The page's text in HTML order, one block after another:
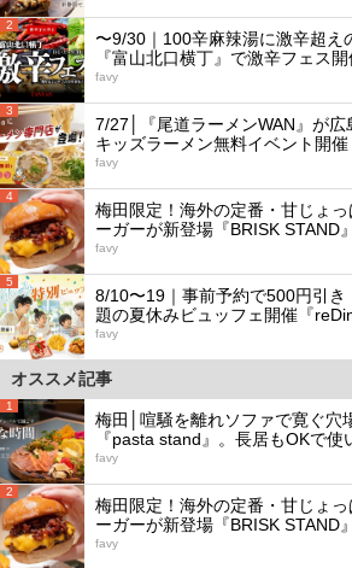
2
〜9/30｜100辛麻辣湯に激辛超え
『富山北口横丁』で激辛フェス開
favy
3
7/27│『尾道ラーメンWAN』が広
キッズラーメン無料イベント開催
favy
4
梅田限定！海外の定番・甘じょ
ーガーが新登場『BRISK STAND』
favy
5
8/10〜19｜事前予約で500円引
題の夏休みビュッフェ開催『
favy
オススメ記事
1
梅田│喧騒を離れソファで寛ぐ穴
『pasta stand』。長居もOKで使
favy
2
梅田限定！海外の定番・甘じょ
ーガーが新登場『BRISK STAND』
favy